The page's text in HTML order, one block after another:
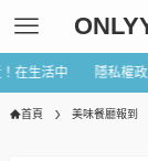
在生活中 隱私權
首頁 美味餐廳報到